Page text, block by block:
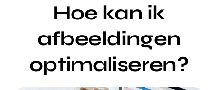
Diensten
Over ons
Hoe kan ik
afbeeldingen
optimaliseren?